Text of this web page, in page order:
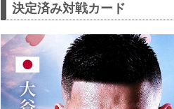
決定済み対戦カード